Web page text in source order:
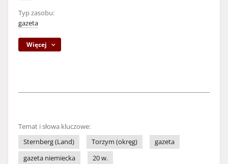
Typ zasobu:
gazeta
Więcej
Temat i słowa kluczowe:
Sternberg (Land)
Torzym (okręg)
gazeta
gazeta niemiecka
20 w.